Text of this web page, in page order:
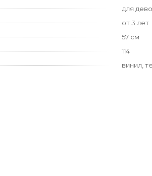
для
от 3 лет
57 см
114
винил,